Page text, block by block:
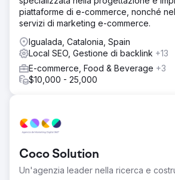
piattaforme di e-commerce, nonché
servizi di marketing e-commerce.
Igualada, Catalonia, Spain
Local SEO, Gestione di backlink +13
E-commerce, Food & Beverage +3
$10,000 - 25,000
Coco Solution
Un'agenzia leader nella ricerca e